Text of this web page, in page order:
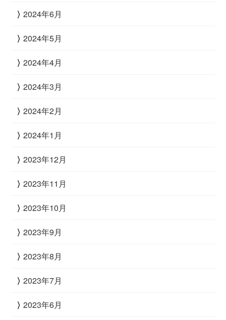
2024年6月
2024年5月
2024年4月
2024年3月
2024年2月
2024年1月
2023年12月
2023年11月
2023年10月
2023年9月
2023年8月
2023年7月
2023年6月